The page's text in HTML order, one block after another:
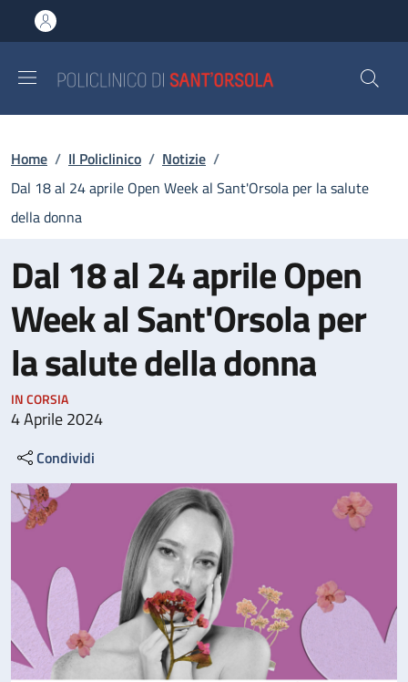
al contenuto principale
to footer content
Briciole di pane
Home / Il Policlinico / Notizie /
Dal 18 al 24 aprile Open Week al Sant'Orsola per la salute
della donna
Dal 18 al 24 aprile Open
Week al Sant'Orsola per
la salute della donna
IN CORSIA
4 Aprile 2024
Condividi